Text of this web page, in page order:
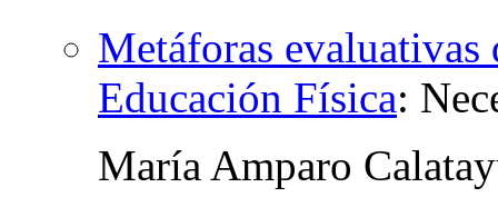
Metáforas
Educación Física:
María Amparo